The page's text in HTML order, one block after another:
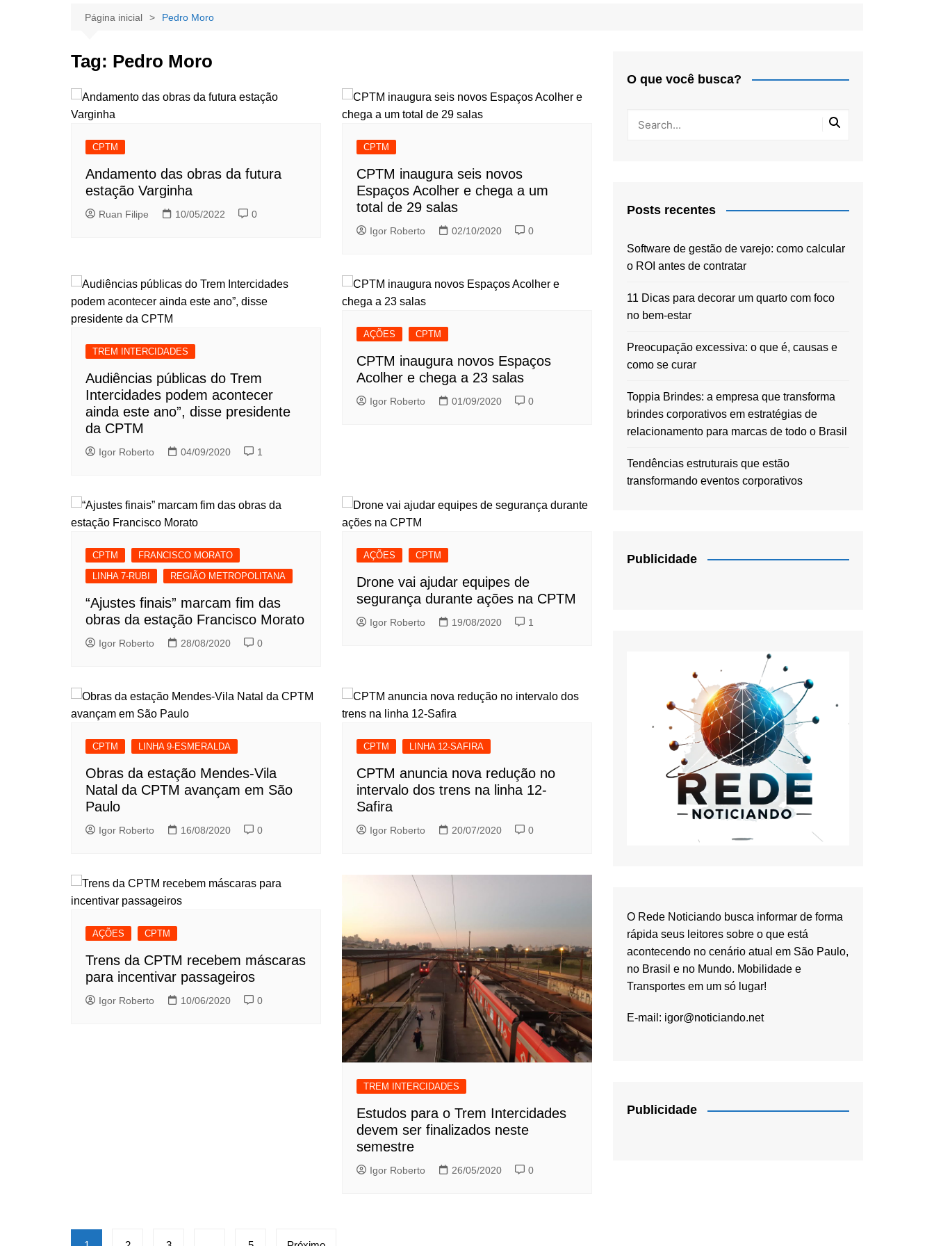
Página inicial Pedro Moro
Tag: Pedro Moro
CPTM
Andamento das obras da futura
estação Varginha
Ruan Filipe 10/05/2022 0
CPTM
CPTM inaugura seis novos
Espaços Acolher e chega a um
total de 29 salas
Igor Roberto 02/10/2020 0
TREM INTERCIDADES
Audiências públicas do Trem
Intercidades podem acontecer
ainda este ano”, disse presidente
da CPTM
Igor Roberto 04/09/2020 1
AÇÕES CPTM
CPTM inaugura novos Espaços
Acolher e chega a 23 salas
Igor Roberto 01/09/2020 0
CPTM
FRANCISCO MORATO
LINHA 7-RUBI
REGIÃO METROPOLITANA
“Ajustes finais” marcam fim das
obras da estação Francisco Morato
Igor Roberto 28/08/2020 0
AÇÕES CPTM
Drone vai ajudar equipes de
segurança durante ações na CPTM
Igor Roberto 19/08/2020 1
CPTM LINHA 9-ESMERALDA
Obras da estação Mendes-Vila
Natal da CPTM avançam em São
Paulo
Igor Roberto 16/08/2020 0
CPTM LINHA 12-SAFIRA
CPTM anuncia nova redução no
intervalo dos trens na linha 12-
Safira
Igor Roberto 20/07/2020 0
AÇÕES CPTM
Trens da CPTM recebem máscaras
para incentivar passageiros
Igor Roberto 10/06/2020 0
TREM INTERCIDADES
Estudos para o Trem Intercidades
devem ser finalizados neste
semestre
Igor Roberto 26/05/2020 0
Paginação
O que você busca?
Posts recentes
Software de gestão de varejo: como calcular
o ROI antes de contratar
11 Dicas para decorar um quarto com foco
no bem-estar
Preocupação excessiva: o que é, causas e
como se curar
Toppia Brindes: a empresa que transforma
brindes corporativos em estratégias de
relacionamento para marcas de todo o Brasil
Tendências estruturais que estão
transformando eventos corporativos
Publicidade
O Rede Noticiando busca informar de forma
rápida seus leitores sobre o que está
acontecendo no cenário atual em São Paulo,
no Brasil e no Mundo. Mobilidade e
Transportes em um só lugar!
E-mail: igor@noticiando.net
Publicidade